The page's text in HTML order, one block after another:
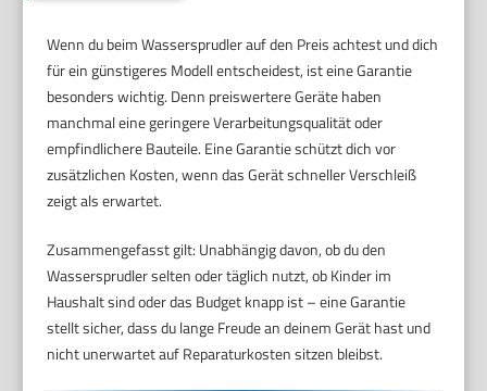
Wenn du beim Wassersprudler auf den Preis achtest und dich
für ein günstigeres Modell entscheidest, ist eine Garantie
besonders wichtig. Denn preiswertere Geräte haben
manchmal eine geringere Verarbeitungsqualität oder
empfindlichere Bauteile. Eine Garantie schützt dich vor
zusätzlichen Kosten, wenn das Gerät schneller Verschleiß
zeigt als erwartet.
Zusammengefasst gilt: Unabhängig davon, ob du den
Wassersprudler selten oder täglich nutzt, ob Kinder im
Haushalt sind oder das Budget knapp ist – eine Garantie
stellt sicher, dass du lange Freude an deinem Gerät hast und
nicht unerwartet auf Reparaturkosten sitzen bleibst.